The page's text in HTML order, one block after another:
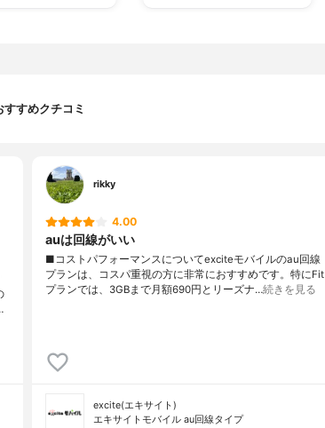
すすめクチコミ
rikky
4.00
auは回線がいい
■コストパフォーマンスについてexciteモバイルのau回線
プランは、コスパ重視の方に非常におすすめです。特にFit
プランでは、3GBまで月額690円とリーズナ…続きを見る
excite(エキサイト)
エキサイトモバイル au回線タイプ